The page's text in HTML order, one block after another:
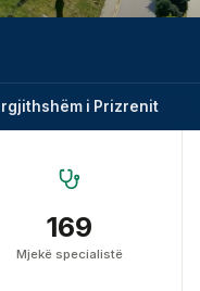
i Prizrenit
169
Mjekë specialistë